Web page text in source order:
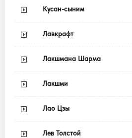
Кусан-сыним
Лавкрафт
Лакшмана Шарма
Лакшми
Лао Цзы
Лев Толстой